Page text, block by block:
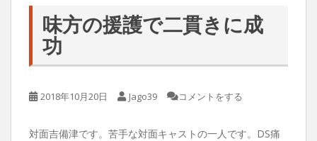
味方の援護で二貫きに成
功
2018年10月20日 Jago39 コメントをする
対面吉備津です。苦手な対面キャストの一人です。DS痛